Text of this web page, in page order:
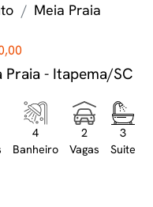
Meia Praia
- Itapema/SC
4
Banheiro
2
Vagas
3
Suite